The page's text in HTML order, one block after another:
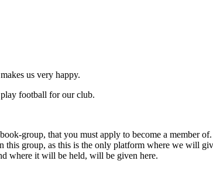
us very happy.
play football for our club.
group, that you must apply to become a member
group, as this is the only platform where we will
where it will be held, will be given here.